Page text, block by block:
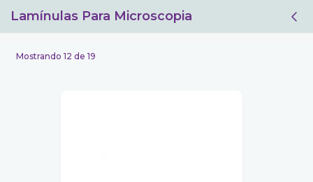
Lamínulas Para Microscopia
Mostrando 12 de 19